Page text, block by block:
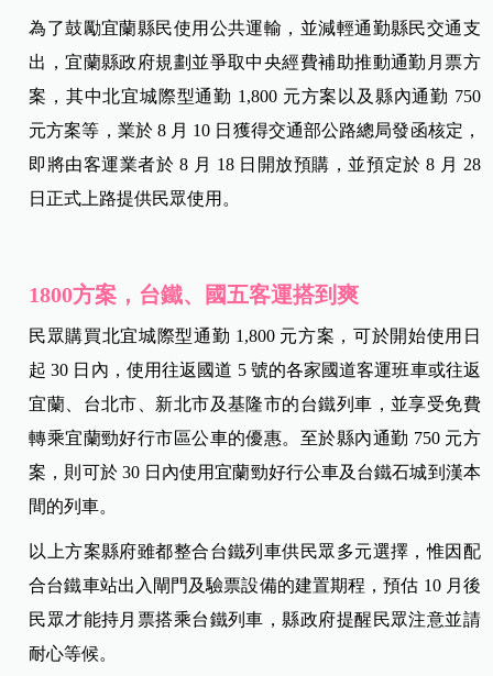
為了鼓勵宜蘭縣民使用公共運輸，並減輕通勤縣民交通支
出，宜蘭縣政府規劃並爭取中央經費補助推動通勤月票方
案，其中北宜城際型通勤 1,800 元方案以及縣內通勤 750
元方案等，業於 8 月 10 日獲得交通部公路總局發函核定，
即將由客運業者於 8 月 18 日開放預購，並預定於 8 月 28
日正式上路提供民眾使用。
1800方案，台鐵、國五客運搭到爽
民眾購買北宜城際型通勤 1,800 元方案，可於開始使用日
起 30 日內，使用往返國道 5 號的各家國道客運班車或往返
宜蘭、台北市、新北市及基隆市的台鐵列車，並享受免費
轉乘宜蘭勁好行市區公車的優惠。至於縣內通勤 750 元方
案，則可於 30 日內使用宜蘭勁好行公車及台鐵石城到漢本
間的列車。
以上方案縣府雖都整合台鐵列車供民眾多元選擇，惟因配
合台鐵車站出入閘門及驗票設備的建置期程，預估 10 月後
民眾才能持月票搭乘台鐵列車，縣政府提醒民眾注意並請
耐心等候。